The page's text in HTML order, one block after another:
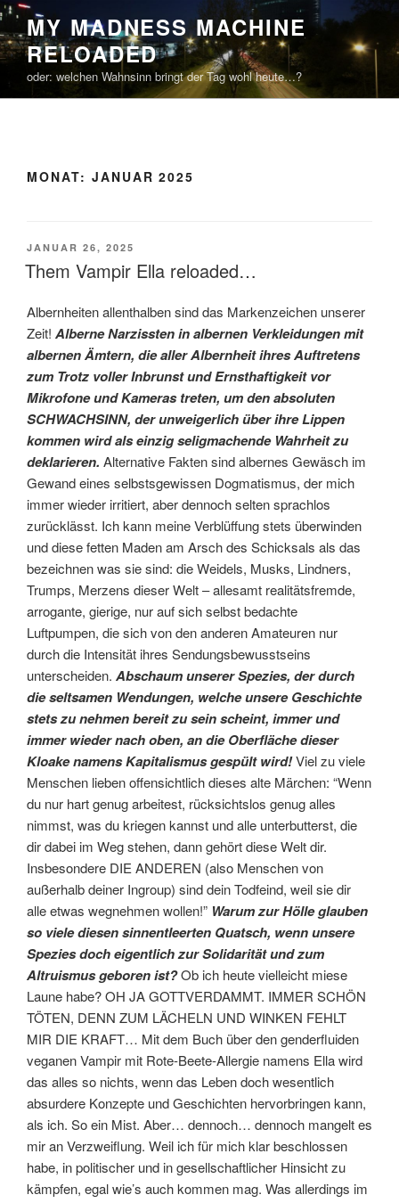
Zum
Inhalt
springen
MY MADNESS MACHINE
RELOADED
oder: welchen Wahnsinn bringt der Tag wohl heute…?
MONAT: JANUAR 2025
VERÖFFENTLICHT
AM
JANUAR 26, 2025
Them Vampir Ella reloaded…
Albernheiten allenthalben sind das Markenzeichen unserer
Zeit! Alberne Narzissten in albernen Verkleidungen mit
albernen Ämtern, die aller Albernheit ihres Auftretens
zum Trotz voller Inbrunst und Ernsthaftigkeit vor
Mikrofone und Kameras treten, um den absoluten
SCHWACHSINN, der unweigerlich über ihre Lippen
kommen wird als einzig seligmachende Wahrheit zu
deklarieren. Alternative Fakten sind albernes Gewäsch im
Gewand eines selbstsgewissen Dogmatismus, der mich
immer wieder irritiert, aber dennoch selten sprachlos
zurücklässt. Ich kann meine Verblüffung stets überwinden
und diese fetten Maden am Arsch des Schicksals als das
bezeichnen was sie sind: die Weidels, Musks, Lindners,
Trumps, Merzens dieser Welt – allesamt realitätsfremde,
arrogante, gierige, nur auf sich selbst bedachte
Luftpumpen, die sich von den anderen Amateuren nur
durch die Intensität ihres Sendungsbewusstseins
unterscheiden. Abschaum unserer Spezies, der durch
die seltsamen Wendungen, welche unsere Geschichte
stets zu nehmen bereit zu sein scheint, immer und
immer wieder nach oben, an die Oberfläche dieser
Kloake namens Kapitalismus gespült wird!Viel zu viele
Menschen lieben offensichtlich dieses alte Märchen: “Wenn
du nur hart genug arbeitest, rücksichtslos genug alles
nimmst, was du kriegen kannst und alle unterbutterst, die
dir dabei im Weg stehen, dann gehört diese Welt dir.
Insbesondere DIE ANDEREN (also Menschen von
außerhalb deiner Ingroup) sind dein Todfeind, weil sie dir
alle etwas wegnehmen wollen!” Warum zur Hölle glauben
so viele diesen sinnentleerten Quatsch, wenn unsere
Spezies doch eigentlich zur Solidarität und zum
Altruismus geboren ist?Ob ich heute vielleicht miese
Laune habe? OH JA GOTTVERDAMMT. IMMER SCHÖN
TÖTEN, DENN ZUM LÄCHELN UND WINKEN FEHLT
MIR DIE KRAFT… Mit dem Buch über den genderfluiden
veganen Vampir mit Rote-Beete-Allergie namens Ella wird
das alles so nichts, wenn das Leben doch wesentlich
absurdere Konzepte und Geschichten hervorbringen kann,
als ich. So ein Mist. Aber… dennoch… dennoch mangelt es
mir an Verzweiflung. Weil ich für mich klar beschlossen
habe, in politischer und in gesellschaftlicher Hinsicht zu
kämpfen, egal wie’s auch kommen mag. Was allerdings im